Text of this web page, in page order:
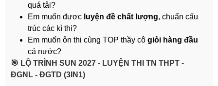
quá tải?
Em muốn được luyện đề chất lượng, chuẩn cấu
trúc các kì thi?
Em muốn ôn thi cùng TOP thầy cô giỏi hàng đầu
cả nước?
️🎯 LỘ TRÌNH SUN 2027 - LUYỆN THI TN THPT -
ĐGNL - ĐGTD (3IN1)